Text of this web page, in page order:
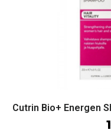
Cutrin Bio+ Energen